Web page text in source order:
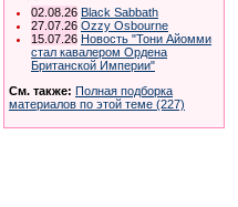
02.08.26 Black Sabbath
27.07.26 Ozzy Osbourne
15.07.26 Новость "Тони Айомми
стал кавалером Ордена
Британской Империи"
См. также: Полная подборка
материалов по этой теме (227)